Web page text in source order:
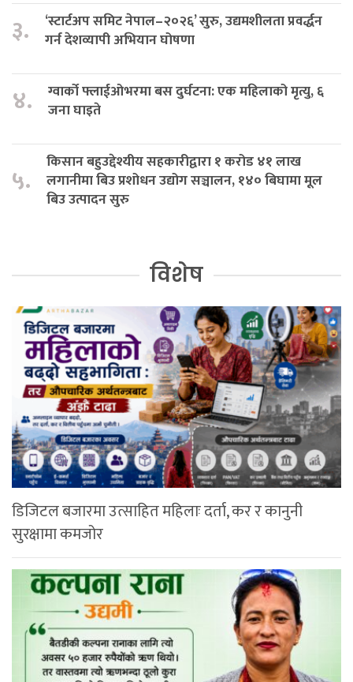
३.
‘स्टार्टअप समिट नेपाल–२०२६’ सुरु, उद्यमशीलता प्रवर्द्धन
गर्न देशव्यापी अभियान घोषणा
४.
ग्वार्को फ्लाईओभरमा बस दुर्घटना: एक महिलाको मृत्यु, ६
जना घाइते
५.
किसान बहुउद्देश्यीय सहकारीद्वारा १ करोड ४१ लाख
लगानीमा बिउ प्रशोधन उद्योग सञ्चालन, १४० बिघामा मूल
बिउ उत्पादन सुरु
विशेष
डिजिटल बजारमा उत्साहित महिलाः दर्ता, कर र कानुनी
सुरक्षामा कमजोर